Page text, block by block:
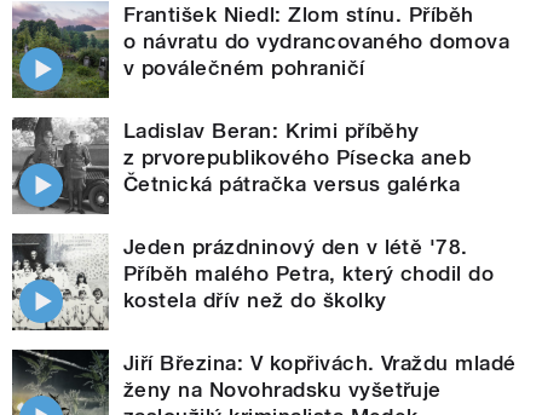
František Niedl: Zlom stínu. Příběh
o návratu do vydrancovaného domova
v poválečném pohraničí
Ladislav Beran: Krimi příběhy
z prvorepublikového Písecka aneb
Četnická pátračka versus galérka
Jeden prázdninový den v létě '78.
Příběh malého Petra, který chodil do
kostela dřív než do školky
Jiří Březina: V kopřivách. Vraždu mladé
ženy na Novohradsku vyšetřuje